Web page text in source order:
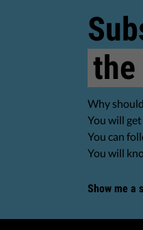
the
Why
You will
You can
You will
Show me a